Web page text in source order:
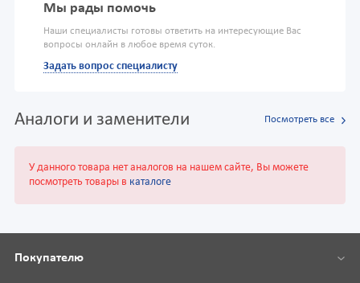
Мы рады помочь
Наши специалисты готовы ответить на интересующие Вас
вопросы онлайн в любое время суток.
Задать вопрос специалисту
Аналоги и заменители Посмотреть все
У данного товара нет аналогов на нашем сайте, Вы можете
посмотреть товары в каталоге
Покупателю